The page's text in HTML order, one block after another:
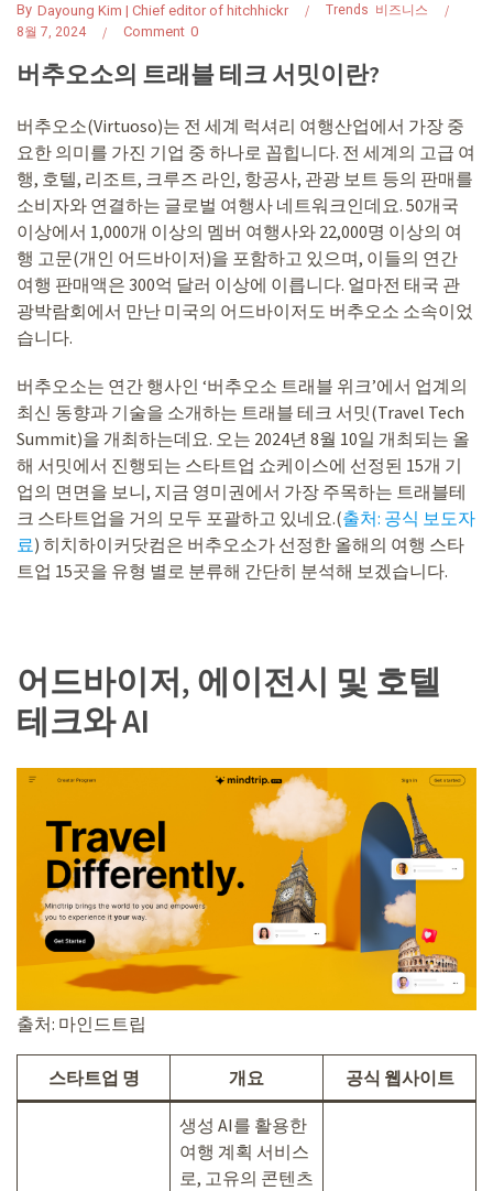
By Dayoung Kim | Chief editor of hitchhickr Trends 비즈니스
8월 7, 2024
0
Comment
버추오소의 트래블 테크 서밋이란?
버추오소(Virtuoso)는 전 세계 럭셔리 여행산업에서 가장 중
요한 의미를 가진 기업 중 하나로 꼽힙니다. 전 세계의 고급 여
행, 호텔, 리조트, 크루즈 라인, 항공사, 관광 보트 등의 판매를
소비자와 연결하는 글로벌 여행사 네트워크인데요. 50개국
이상에서 1,000개 이상의 멤버 여행사와 22,000명 이상의 여
행 고문(개인 어드바이저)을 포함하고 있으며, 이들의 연간
여행 판매액은 300억 달러 이상에 이릅니다. 얼마전 태국 관
광박람회에서 만난 미국의 어드바이저도 버추오소 소속이었
습니다.
버추오소는 연간 행사인 ‘버추오소 트래블 위크’에서 업계의
최신 동향과 기술을 소개하는 트래블 테크 서밋(Travel Tech
Summit)을 개최하는데요. 오는 2024년 8월 10일 개최되는 올
해 서밋에서 진행되는 스타트업 쇼케이스에 선정된 15개 기
업의 면면을 보니, 지금 영미권에서 가장 주목하는 트래블테
크 스타트업을 거의 모두 포괄하고 있네요.(출처: 공식 보도자
료) 히치하이커닷컴은 버추오소가 선정한 올해의 여행 스타
트업 15곳을 유형 별로 분류해 간단히 분석해 보겠습니다.
어드바이저, 에이전시 및 호텔
테크와 AI
출처: 마인드트립
스타트업 명 개요 공식 웹사이트
생성 AI를 활용한
여행 계획 서비스
로, 고유의 콘텐츠